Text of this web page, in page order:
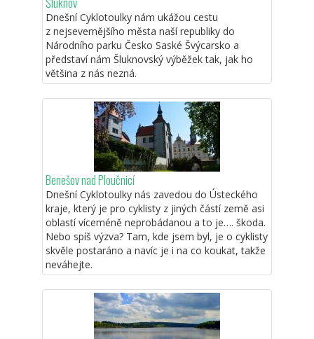
Dnešní Cyklotoulky nám ukážou cestu
z nejsevernějšího města naší republiky do
Národního parku Česko Saské Švýcarsko a
představí nám Šluknovský výběžek tak, jak ho
většina z nás nezná.
Benešov nad Ploučnicí
Dnešní Cyklotoulky nás zavedou do Ústeckého
kraje, který je pro cyklisty z jiných částí země asi
oblastí víceméně neprobádanou a to je…. škoda.
Nebo spíš výzva? Tam, kde jsem byl, je o cyklisty
skvěle postaráno a navíc je i na co koukat, takže
neváhejte.